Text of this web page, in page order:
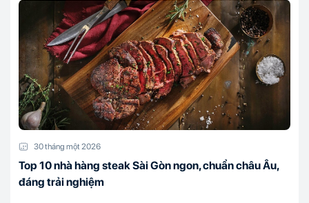
30 tháng một 2026
Top 10 nhà hàng steak Sài Gòn ngon, chuẩn châu Âu,
đáng trải nghiệm